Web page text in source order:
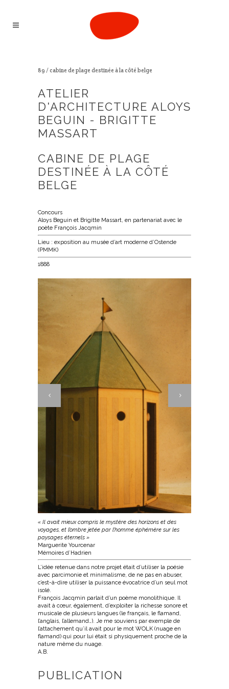
89 / cabine de plage destinée à la côté belge
ATELIER
D'ARCHITECTURE ALOYS
BEGUIN - BRIGITTE
MASSART
CABINE DE PLAGE
DESTINÉE À LA CÔTÉ
BELGE
Concours
Aloys Beguin et Brigitte Massart, en partenariat avec le
poète François Jacqmin
Lieu : exposition au musée d’art moderne d’Ostende
(PMMK)
1888
« Il avait mieux compris le mystère des horizons et des
voyages, et l’ombre jetée par l’homme éphémère sur les
paysages éternels »
Marguerite Yourcenar
Mémoires d’Hadrien
L’idée retenue dans notre projet était d’utiliser la poésie
avec parcimonie et minimalisme, de ne pas en abuser,
c’est-à-dire utiliser la puissance évocatrice d’un seul mot
isolé.
François Jacqmin parlait d’un poème monolithique. Il
avait à cœur, également, d’exploiter la richesse sonore et
musicale de plusieurs langues (le français, le flamand,
l’anglais, l’allemand…). Je me souviens par exemple de
l’attachement qu’il avait pour le mot WOLK (nuage en
flamand) qui pour lui était si physiquement proche de la
nature même du nuage.
A.B.
PUBLICATION